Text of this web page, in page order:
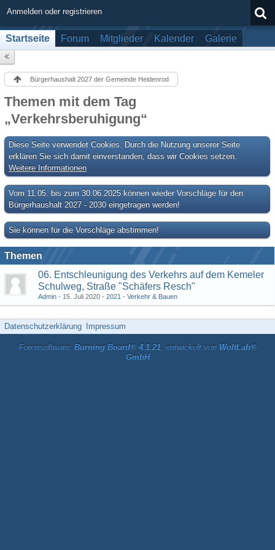
Anmelden oder registrieren
Startseite Forum Mitglieder Kalender Galerie
Bürgerhaushalt 2027 der Gemeinde Heidenrod
Themen mit dem Tag
„Verkehrsberuhigung“
Diese Seite verwendet Cookies. Durch die Nutzung unserer Seite
erklären Sie sich damit einverstanden, dass wir Cookies setzen.
Weitere Informationen
Vom 11.05. bis zum 30.06.2025 können wieder Vorschläge für den
Bürgerhaushalt 2027 - 2030 eingetragen werden!
Sie können für die Vorschläge abstimmen!
Themen
06. Entschleunigung des Verkehrs auf dem Kemeler
Schulweg, Straße "Schäfers Resch"
Admin 15. Juli 2020 2021 - Verkehr & Bauen
Datenschutzerklärung Impressum
Forensoftware: Burning Board® 4.1.21, entwickelt von WoltLab®
GmbH